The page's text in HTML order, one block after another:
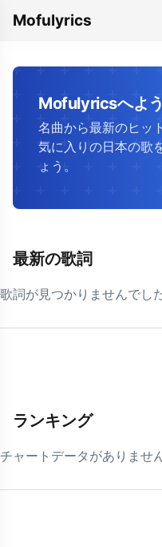
Mofulyrics
Mofulyricsへよう
名曲から最新のヒッ
気に入りの日本の歌
ょう。
最新の歌詞
歌詞が見つかりませんでした
ランキング
チャートデータがありません